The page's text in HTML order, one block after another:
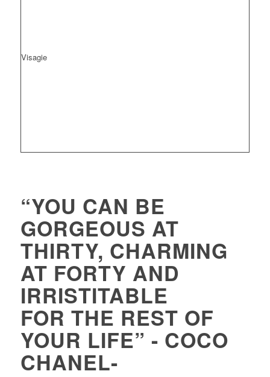
Visagie
“YOU CAN BE
GORGEOUS AT
THIRTY, CHARMING
AT FORTY AND
IRRISTITABLE
FOR THE REST OF
YOUR LIFE” - COCO
CHANEL-